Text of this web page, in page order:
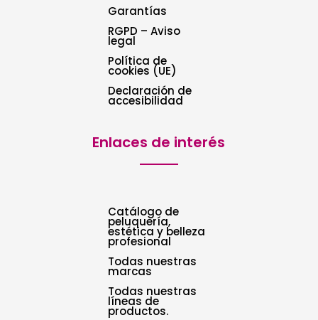
Garantías
RGPD – Aviso
legal
Política de
cookies (UE)
Declaración de
accesibilidad
Enlaces de interés
Catálogo de
peluquería,
estética y belleza
profesional
Todas nuestras
marcas
Todas nuestras
líneas de
productos.